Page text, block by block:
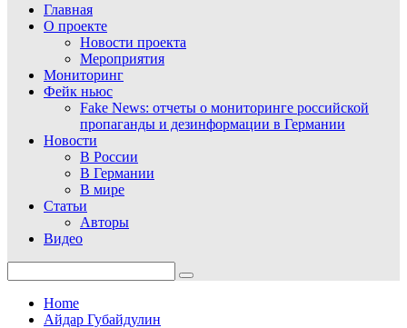
Главная
О проекте
Новости проекта
Мероприятия
Мониторинг
Фейк ньюс
Fake News: отчеты о мониторинге российской
пропаганды и дезинформации в Германии
Новости
В России
В Германии
В мире
Статьи
Авторы
Видео
for:
Home
Айдар Губайдулин